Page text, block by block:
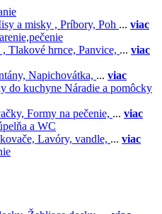
a misky , Príbory, Poh ... viac
, Tlakové hrnce, Panvice, ... viac
Napichovátka, ... viac
Náradie a pomôcky
Formy na pečenie, ... viac
a WC
Lavóry, vandle, ... viac